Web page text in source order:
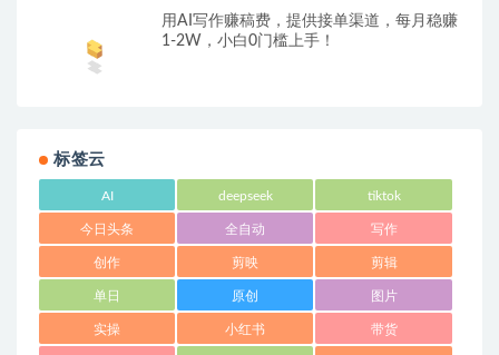
用AI写作赚稿费，提供接单渠道，每月稳赚
1-2W，小白0门槛上手！
标签云
AI deepseek tiktok
今日头条 全自动 写作
创作 剪映 剪辑
单日 原创 图片
实操 小红书 带货